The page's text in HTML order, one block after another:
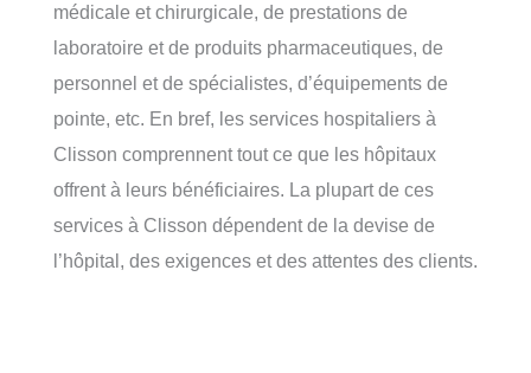
médicale et chirurgicale, de prestations de
laboratoire et de produits pharmaceutiques, de
personnel et de spécialistes, d’équipements de
pointe, etc. En bref, les services hospitaliers à
Clisson comprennent tout ce que les hôpitaux
offrent à leurs bénéficiaires. La plupart de ces
services à Clisson dépendent de la devise de
l’hôpital, des exigences et des attentes des clients.